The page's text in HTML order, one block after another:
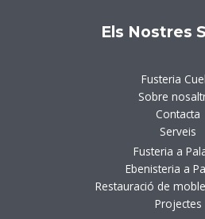
Els Nostres
Fusteria
Sobre
Contacta
Serveis
Fusteria a
Ebenisteria a
Restauració de
Projectes